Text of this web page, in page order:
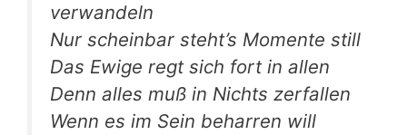
verwandeln
Nur scheinbar steht’s Momente still
Das Ewige regt sich fort in allen
Denn alles muß in Nichts zerfallen
Wenn es im Sein beharren will